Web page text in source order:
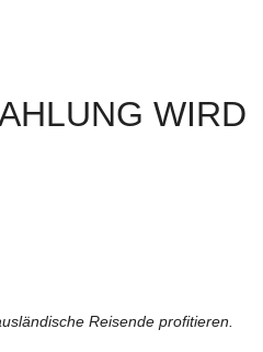
WIRD E
Reisende profitieren.